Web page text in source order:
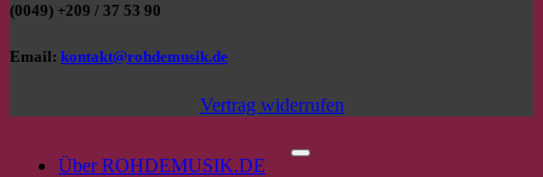
(0049) +209 / 37 53 90
Email: kontakt@rohdemusik.de
Vertrag widerrufen
Über ROHDEMUSIK.DE